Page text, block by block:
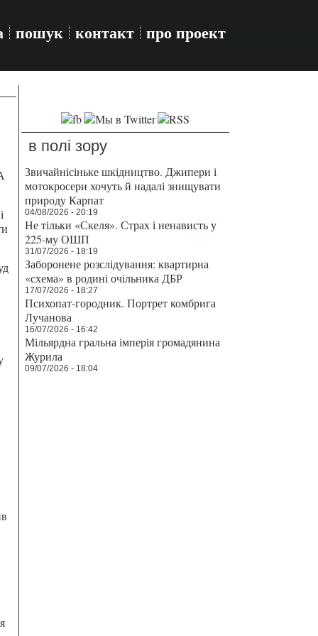
пошук контакт про проект
в полі зору
Звичайнісіньке шкідництво. Джипери і
мотокросери хочуть й надалі знищувати
природу Карпат
04/08/2026 - 20:19
Не тільки «Скеля». Страх і ненависть у
225-му ОШП
31/07/2026 - 18:19
Заборонене розслідування: квартирна
«схема» в родині очільника ДБР
17/07/2026 - 18:27
Психопат-городник. Портрет комбрига
Лучанова
16/07/2026 - 16:42
Мільярдна гральна імперія громадянина
Журила
09/07/2026 - 18:04